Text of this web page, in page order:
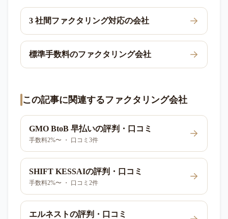
3 社間ファクタリング対応の会社
標準手数料のファクタリング会社
この記事に関連するファクタリング会社
GMO BtoB 早払いの評判・口コミ
手数料2%〜 ・ 口コミ3件
SHIFT KESSAIの評判・口コミ
手数料2%〜 ・ 口コミ2件
エルネストの評判・口コミ